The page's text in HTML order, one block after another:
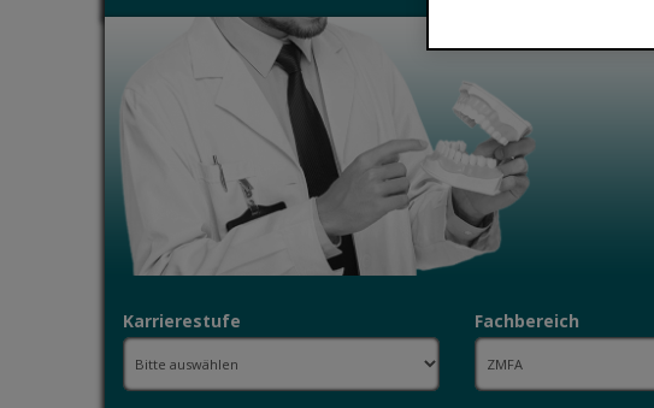
Karrierestufe Fachbereich